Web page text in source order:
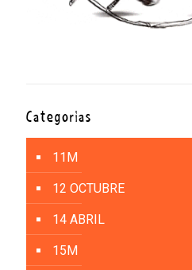
Categorías
11M
12 OCTUBRE
14 ABRIL
15M